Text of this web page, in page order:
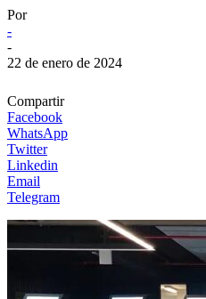
Por
-
-
22 de enero de 2024
Compartir
Facebook
WhatsApp
Twitter
Linkedin
Email
Telegram